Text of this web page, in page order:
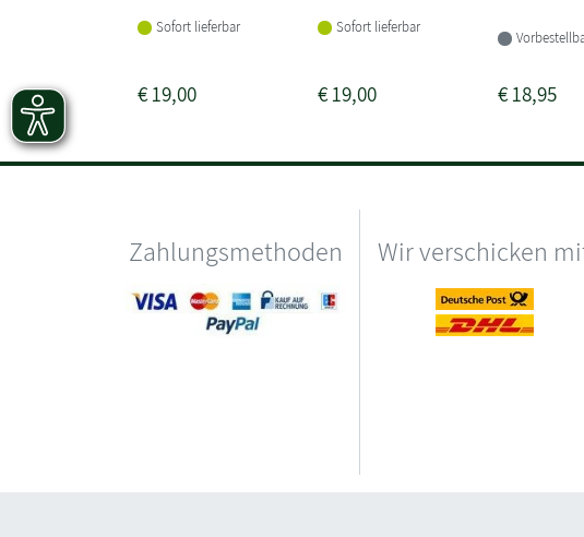
Sofort lieferbar
€19,00
Sofort lieferbar
€19,00 €18,95
Zahlungsmethoden Wir verschicken